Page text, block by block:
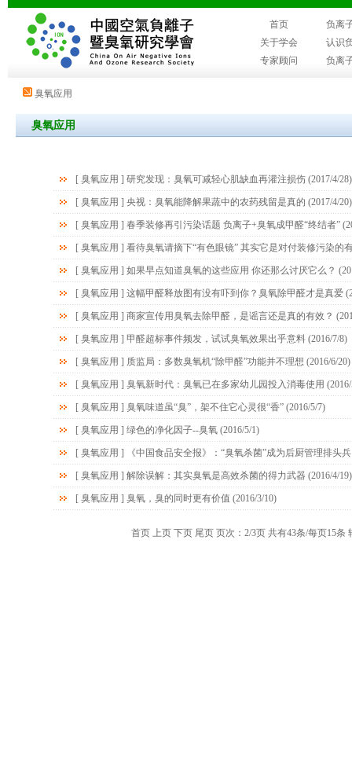
首页
负离
关于学会
认识
专家顾问
负离
臭氧应用
臭氧应用
[ 臭氧应用 ] 研究发现：臭氧可减轻心肌缺血再灌注损伤(2017/4/28)
[ 臭氧应用 ] 央视：臭氧能降解果蔬中的农药残留是真的 (2017/4/20)
[ 臭氧应用 ] 春季装修再引污染话题 负离子+臭氧成甲醛“终结者”
[ 臭氧应用 ] 看待臭氧请摘下“有色眼镜” 其实它是对付装修污染的
[ 臭氧应用 ] 如果早点知道臭氧的这些应用 你还那么讨厌它么？
[ 臭氧应用 ] 这幅甲醛释放图有没有吓到你？臭氧除甲醛才是真爱
[ 臭氧应用 ] 商家宣传用臭氧去除甲醛，是谣言还是真的有效？
[ 臭氧应用 ] 甲醛超标事件频发，试试臭氧效果出乎意料(2016/7/8)
[ 臭氧应用 ] 质监局：多数臭氧机“除甲醛”功能并不理想 (2016/6/20)
[ 臭氧应用 ] 臭氧新时代：臭氧已在多家幼儿园投入消毒使用
[ 臭氧应用 ] 臭氧味道虽“臭”，架不住它心灵很“香”(2016/5/7)
[ 臭氧应用 ] 绿色的净化因子--臭氧(2016/5/1)
[ 臭氧应用 ] 《中国食品安全报》：“臭氧杀菌”成为后厨管理排头兵
[ 臭氧应用 ] 解除误解：其实臭氧是高效杀菌的得力武器 (2016/4/19)
[ 臭氧应用 ] 臭氧，臭的同时更有价值 (2016/3/10)
首页 上页 下页 尾页 页次：2/3页 共有43条/每页15条